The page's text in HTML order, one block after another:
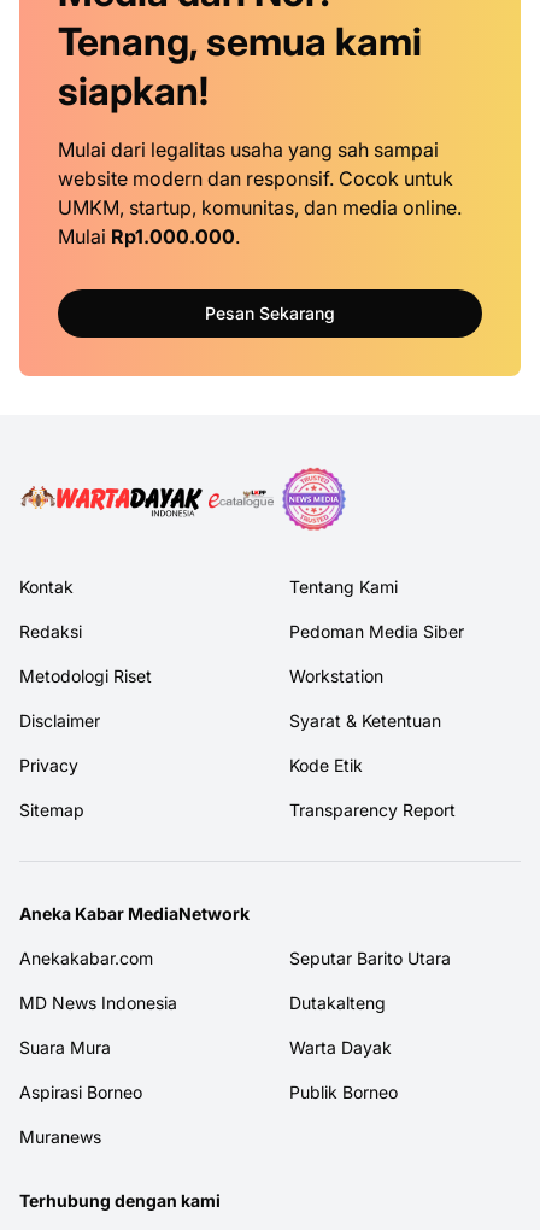
Tenang, semua kami
siapkan!
Mulai dari legalitas usaha yang sah sampai
website modern dan responsif. Cocok untuk
UMKM, startup, komunitas, dan media online.
Mulai Rp1.000.000.
Pesan Sekarang
Kontak Tentang Kami
Redaksi Pedoman Media Siber
Metodologi Riset Workstation
Disclaimer Syarat & Ketentuan
Privacy Kode Etik
Sitemap Transparency Report
Aneka Kabar MediaNetwork
Anekakabar.com Seputar Barito Utara
MD News Indonesia Dutakalteng
Suara Mura Warta Dayak
Aspirasi Borneo Publik Borneo
Muranews
Terhubung dengan kami